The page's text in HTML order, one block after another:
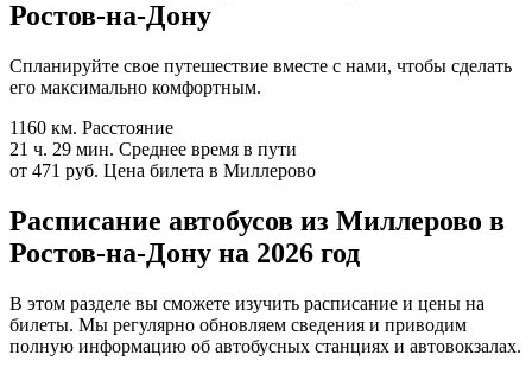
Ростов-на-Дону
Спланируйте свое путешествие вместе с нами, чтобы сделать
его максимально комфортным.
1160 км. Расстояние
21 ч. 29 мин. Среднее время в пути
от 471 руб. Цена билета в Миллерово
Расписание автобусов из Миллерово в
Ростов-на-Дону на 2026 год
В этом разделе вы сможете изучить расписание и цены на
билеты. Мы регулярно обновляем сведения и приводим
полную информацию об автобусных станциях и автовокзалах.